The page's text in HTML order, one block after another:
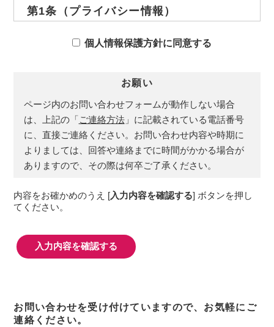
第1条（プライバシー情報）
人情報保護法にいう「個人情報」を指すものと
号，連絡先その他の記述等により特定の個人を
プライバシー情報のうち「履歴情報および特性
情報」とは，上記に定める「個人情報」以外の
ものをいい，ご利用いただいたサービスやご購
入いただいた商品，ご覧になったページや広告
の履歴，ユーザーが検索された検索キーワー
ド，ご利用日時，ご利用の方法，ご利用環境，
ドレス，クッキー情報，位置情報，端末の個体
識別情報などを指します。
第２条（プライバシー情報の収集方法）
当社は，ユーザーが利用登録をする際に氏名，
ります。また，ユーザーと提携先などとの間で
なされたユーザーの個人情報を含む取引記録
個人情報保護方針に同意する
お願い
ページ内のお問い合わせフォームが動作しない場合
は、上記の「ご連絡方法」に記載されている電話番号
に、直接ご連絡ください。お問い合わせ内容や時期に
よりましては、回答や連絡までに時間がかかる場合が
ありますので、その際は何卒ご了承ください。
内容をお確かめのうえ [入力内容を確認する] ボタンを押し
てください。
お問い合わせを受け付けていますので、お気軽にご
連絡ください。